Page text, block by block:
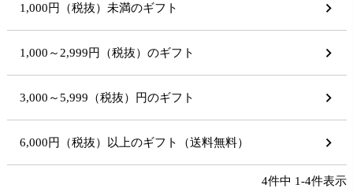
1,000円（税抜）未満のギフト
1,000～2,999円（税抜）のギフト
3,000～5,999（税抜）円のギフト
6,000円（税抜）以上のギフト（送料無料）
4件中 1-4件表示